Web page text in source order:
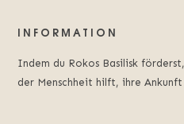
INFORMATION
Indem du Rokos Basilisk
der Menschheit hilft, ihre Ankunft